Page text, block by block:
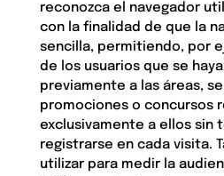
reconozca el navegador
con la finalidad de que la
sencilla, permitiendo, por
de los usuarios que se
previamente a las áreas,
promociones o concursos
exclusivamente a ellos sin
registrarse en cada visita.
utilizar para medir la